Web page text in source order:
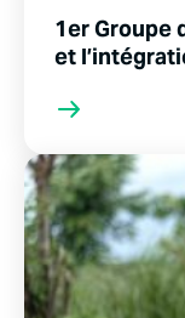
1er Groupe
et